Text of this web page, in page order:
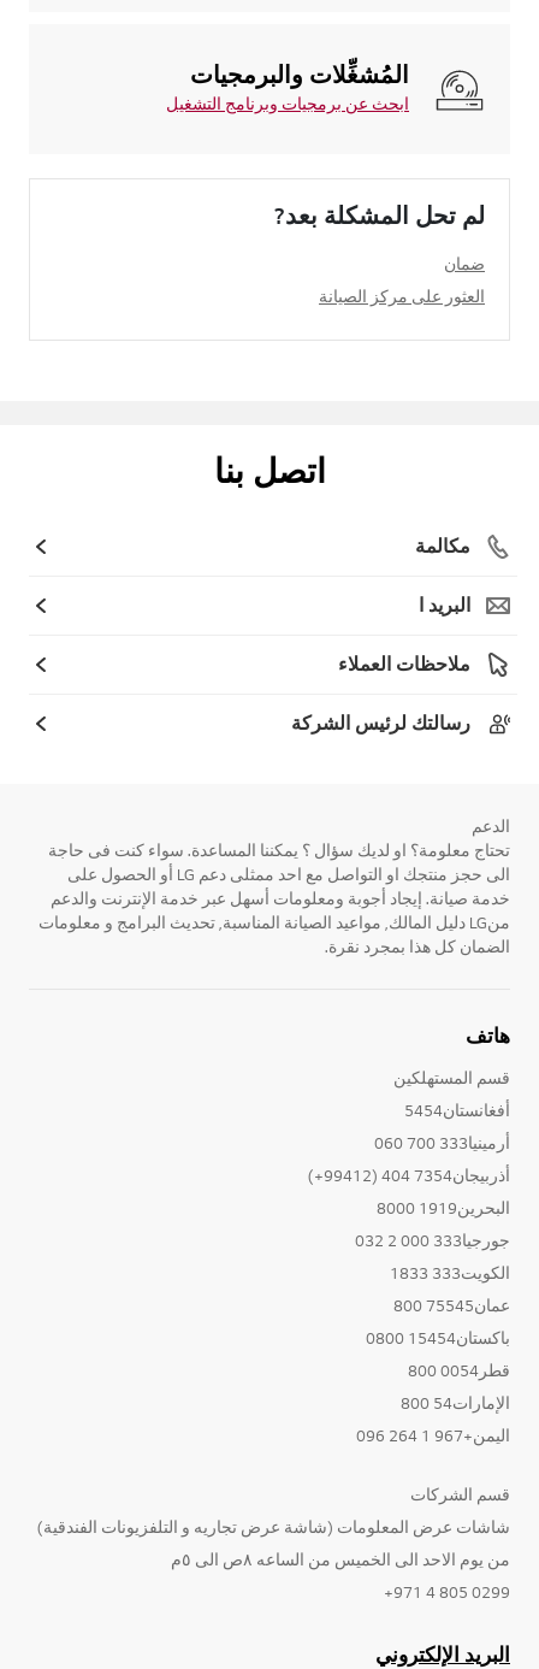
المُشغِّلات والبرمجيات
ابحث عن برمجيات وبرنامج التشغيل
لم تحل المشكلة بعد?
ضمان
العثور على مركز الصيانة
اتصل بنا
مكالمة
البريد ا
ملاحظات العملاء
رسالتك لرئيس الشركة
الدعم
تحتاج معلومة؟ او لديك سؤال ؟ يمكننا المساعدة. سواء كنت فى حاجة
الى حجز منتجك او التواصل مع احد ممثلى دعم LG أو الحصول على
خدمة صيانة. إيجاد أجوبة ومعلومات أسهل عبر خدمة الإنترنت والدعم
منLG دليل المالك, مواعيد الصيانة المناسبة, تحديث البرامج و معلومات
الضمان كل هذا بمجرد نقرة.
هاتف
قسم المستهلكين
أفغانستان5454
أرمينيا333 700 060
أذربيجان7354 404 (99412+)
البحرين1919 8000
جورجيا333 000 2 032
الكويت333 1833
عمان75545 800
باكستان15454 0800
قطر0054 800
الإمارات54 800
اليمن+967 1 264 096
قسم الشركات
شاشات عرض المعلومات (شاشة عرض تجاريه و التلفزيونات الفندقية)
من يوم الاحد الى الخميس من الساعه ٨ص الى ٥م
0299 805 4 971+
البريد الإلكتروني